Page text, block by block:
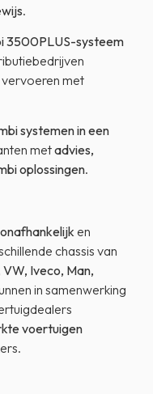
.
3500PLUS-systeem
met
systemen in een
metadvies,
oplossingen.
en
chassis van
VW, Iveco, Man,
in samenwerking
voertuigen